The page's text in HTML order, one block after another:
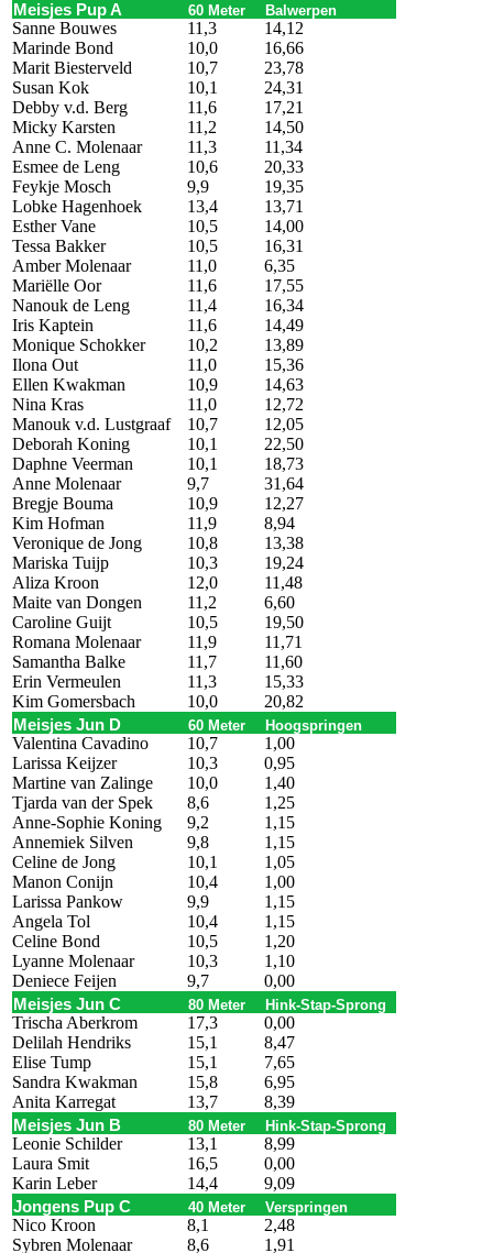
Meisjes Pup A 60 Meter Balwerpen
Sanne Bouwes 11,3
14,12
Marinde Bond
10,0
16,66
Marit Biesterveld
10,7
23,78
Susan Kok
10,1
24,31
Debby v.d. Berg
11,6
17,21
Micky Karsten
11,2
14,50
Anne C. Molenaar
11,3
11,34
Esmee de Leng
10,6
20,33
Feykje Mosch
9,9
19,35
Lobke Hagenhoek
13,4
13,71
Esther Vane
10,5
14,00
Tessa Bakker
10,5
16,31
Amber Molenaar
11,0
6,35
Mariëlle Oor
11,6
17,55
Nanouk de Leng
11,4
16,34
Iris Kaptein
11,6
14,49
Monique Schokker
10,2
13,89
Ilona Out
11,0
15,36
Ellen Kwakman
10,9
14,63
Nina Kras
11,0
12,72
Manouk v.d. Lustgraaf
10,7
12,05
Deborah Koning
10,1
22,50
Daphne Veerman
10,1
18,73
Anne Molenaar
9,7
31,64
Bregje Bouma
10,9
12,27
Kim Hofman
11,9
8,94
Veronique de Jong
10,8
13,38
Mariska Tuijp
10,3
19,24
Aliza Kroon
12,0
11,48
Maite van Dongen
11,2
6,60
Caroline Guijt
10,5
19,50
Romana Molenaar
11,9
11,71
Samantha Balke
11,7
11,60
Erin Vermeulen
11,3
15,33
Kim Gomersbach
10,0 20,82
Meisjes Jun D 60 Meter Hoogspringen
Valentina Cavadino 10,7
1,00
Larissa Keijzer
10,3
0,95
Martine van Zalinge
10,0
1,40
Tjarda van der Spek
8,6
1,25
Anne-Sophie Koning
9,2
1,15
Annemiek Silven
9,8
1,15
Celine de Jong
10,1
1,05
Manon Conijn
10,4
1,00
Larissa Pankow
9,9
1,15
Angela Tol
10,4
1,15
Celine Bond
10,5
1,20
Lyanne Molenaar
10,3
1,10
Deniece Feijen
9,7 0,00
Meisjes Jun C 80 Meter Hink-Stap-Sprong
Trischa Aberkrom 17,3
0,00
Delilah Hendriks
15,1
8,47
Elise Tump
15,1
7,65
Sandra Kwakman
15,8
6,95
Anita Karregat
13,7 8,39
Meisjes Jun B 80 Meter Hink-Stap-Sprong
Leonie Schilder 13,1
8,99
Laura Smit
16,5
0,00
Karin Leber
14,4 9,09
Jongens Pup C 40 Meter Verspringen
Nico Kroon 8,1
2,48
Sybren Molenaar
8,6 1,91